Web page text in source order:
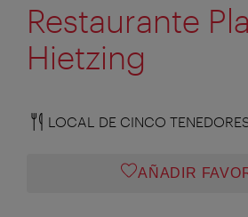
Restaurante
Hietzing
LOCAL DE CINCO
AÑADIR